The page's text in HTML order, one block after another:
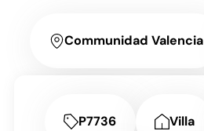
Communidad Valencia
P7736 Villa